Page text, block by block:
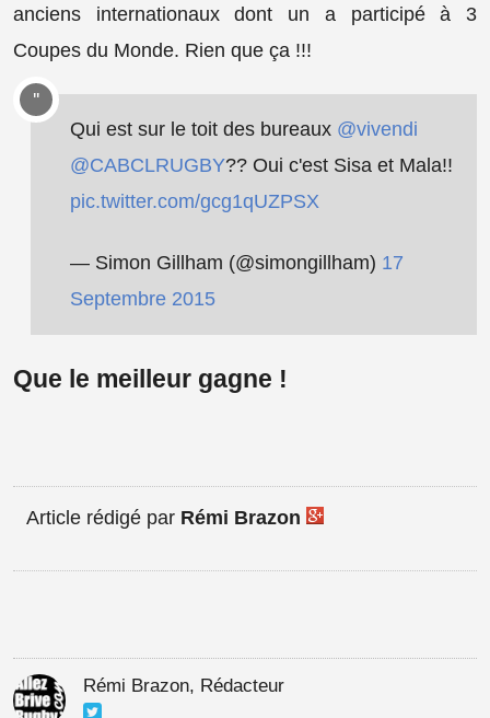
anciens internationaux dont un a participé à 3
Coupes du Monde. Rien que ça !!!
Qui est sur le toit des bureaux @vivendi
@CABCLRUGBY?? Oui c'est Sisa et Mala!!
pic.twitter.com/gcg1qUZPSX
— Simon Gillham (@simongillham) 17
Septembre 2015
Que le meilleur gagne !
Article rédigé par Rémi Brazon
Rémi Brazon, Rédacteur